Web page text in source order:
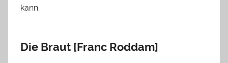
kann.
Die Braut [Franc Roddam]